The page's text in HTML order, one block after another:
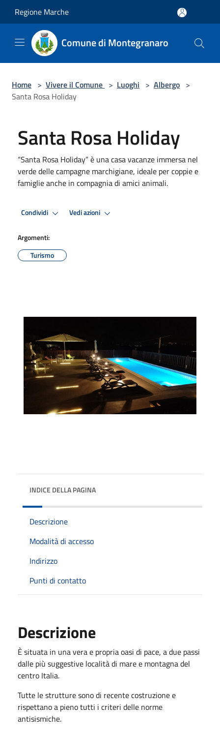
Regione Marche
Comune di Montegranaro
Home > Vivere il Comune > Luoghi > Albergo >
Santa Rosa Holiday
Santa Rosa Holiday
“Santa Rosa Holiday” è una casa vacanze immersa nel
verde delle campagne marchigiane, ideale per coppie e
famiglie anche in compagnia di amici animali.
Condividi Vedi azioni
Argomenti:
Turismo
INDICE DELLA PAGINA
Descrizione
Modalità di accesso
Indirizzo
Punti di contatto
Descrizione
È situata in una vera e propria oasi di pace, a due passi
dalle più suggestive località di mare e montagna del
centro Italia.
Tutte le strutture sono di recente costruzione e
rispettano a pieno tutti i criteri delle norme
antisismiche.